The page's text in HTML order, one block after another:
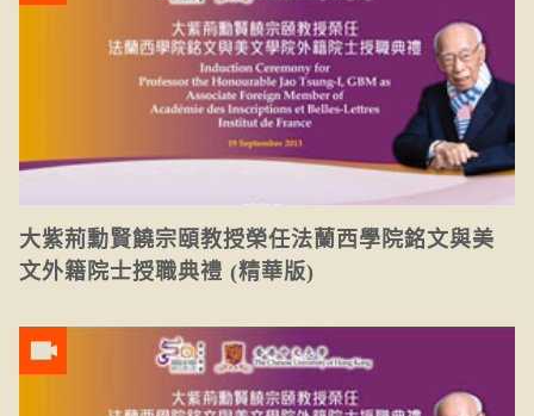
大紫荊勳賢饒宗頤教授榮任法蘭西學院銘文與美
文外籍院士授職典禮 (精華版)